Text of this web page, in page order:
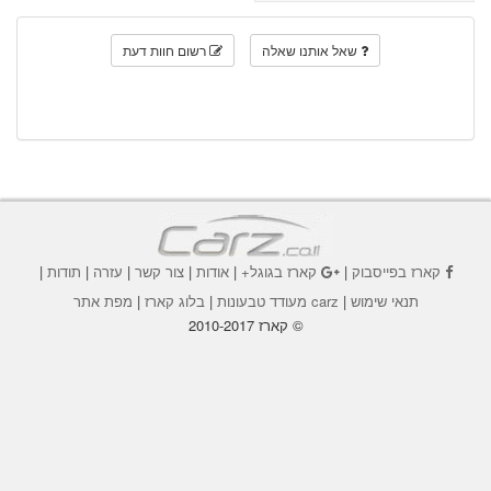
שאל אותנו שאלה רשום חוות דעת
קארז בפייסבוק| קארז בגוגל+|אודות |צור קשר | עזרה | תודות |
תנאי שימוש | carz מעודד טבעונות | בלוג קארז | מפת אתר
© קארז 2010-2017